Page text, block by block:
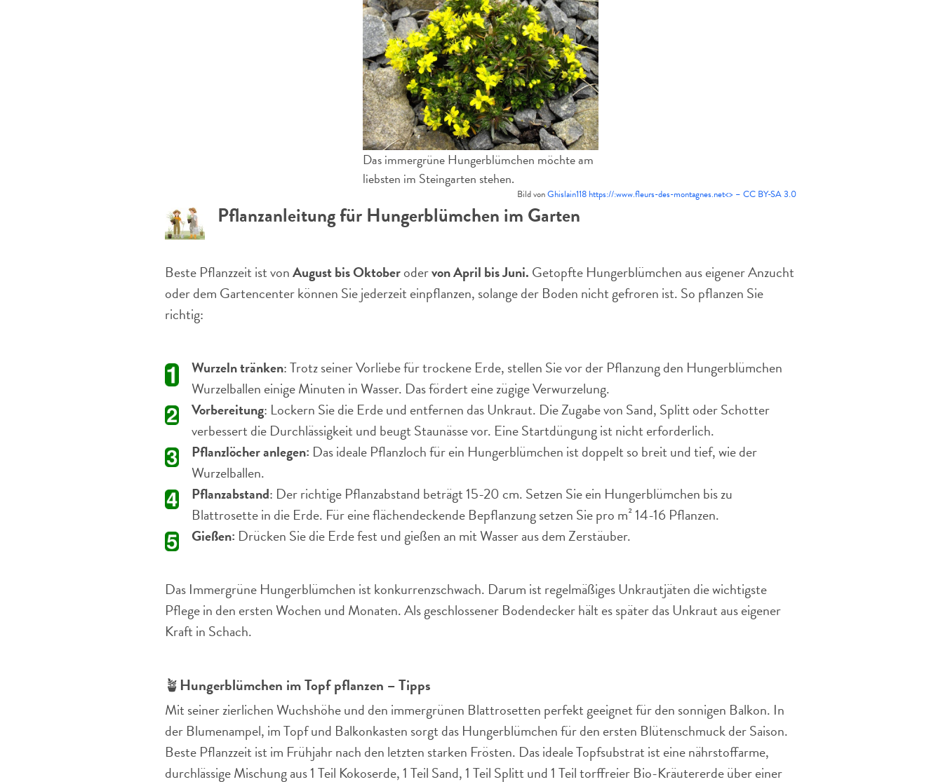
Das immergrüne Hungerblümchen möchte am
liebsten im Steingarten stehen.
Bild vonGhislain118 https://:www.fleurs-des-montagnes.net<> – CC BY-SA 3.0
Pflanzanleitung für Hungerblümchen im Garten
Beste Pflanzzeit ist vonAugust bis Oktoberodervon April bis Juni. Getopfte Hungerblümchen aus eigener Anzucht
oder dem Gartencenter können Sie jederzeit einpflanzen, solange der Boden nicht gefroren ist. So pflanzen Sie
richtig:
Wurzeln tränken: Trotz seiner Vorliebe für trockene Erde, stellen Sie vor der Pflanzung den Hungerblümchen
Wurzelballen einige Minuten in Wasser. Das fördert eine zügige Verwurzelung.
Vorbereitung: Lockern Sie die Erde und entfernen das Unkraut. Die Zugabe von Sand, Splitt oder Schotter
verbessert die Durchlässigkeit und beugt Staunässe vor. Eine Startdüngung ist nicht erforderlich.
Pflanzlöcher anlegen: Das ideale Pflanzloch für ein Hungerblümchen ist doppelt so breit und tief, wie der
Wurzelballen.
Pflanzabstand: Der richtige Pflanzabstand beträgt 15-20 cm. Setzen Sie ein Hungerblümchen bis zu
Blattrosette in die Erde. Für eine flächendeckende Bepflanzung setzen Sie pro m² 14-16 Pflanzen.
Gießen: Drücken Sie die Erde fest und gießen an mit Wasser aus dem Zerstäuber.
Das Immergrüne Hungerblümchen ist konkurrenzschwach. Darum ist regelmäßiges Unkrautjäten die wichtigste
Pflege in den ersten Wochen und Monaten. Als geschlossener Bodendecker hält es später das Unkraut aus eigener
Kraft in Schach.
🪴Hungerblümchen im Topf pflanzen – Tipps
Mit seiner zierlichen Wuchshöhe und den immergrünen Blattrosetten perfekt geeignet für den sonnigen Balkon. In
der Blumenampel, im Topf und Balkonkasten sorgt das Hungerblümchen für den ersten Blütenschmuck der Saison.
Beste Pflanzzeit ist im Frühjahr nach den letzten starken Frösten. Das ideale Topfsubstrat ist eine nährstoffarme,
durchlässige Mischung aus 1 Teil Kokoserde, 1 Teil Sand, 1 Teil Splitt und 1 Teil torffreier Bio-Kräutererde über einer